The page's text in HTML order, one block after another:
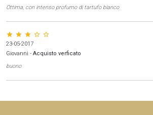
Ottima, con intenso profumo di tartufo bianco
star star star star_border star_border
23-05-2017
Giovanni - Acquisto verficato
buono